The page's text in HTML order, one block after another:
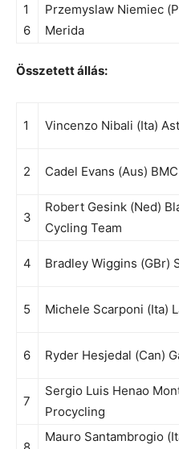
1
6
Przemyslaw Niemiec
Merida
Összetett állás:
1 Vincenzo Nibali (Ita)
2 Cadel Evans (Aus)
3
Robert Gesink (Ned)
Cycling Team
4 Bradley Wiggins (GBr)
5 Michele Scarponi (Ita)
6 Ryder Hesjedal (Can)
7
Sergio Luis Henao
Procycling
Mauro Santambrogio